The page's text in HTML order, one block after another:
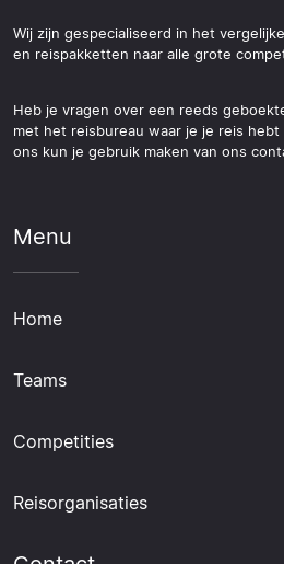
Wij zijn gespecialiseerd in het
en reispakketten naar alle grote
Heb je vragen over een reeds
met het reisbureau waar je je reis
ons kun je gebruik maken van ons
Menu
Home
Teams
Competities
Reisorganisaties